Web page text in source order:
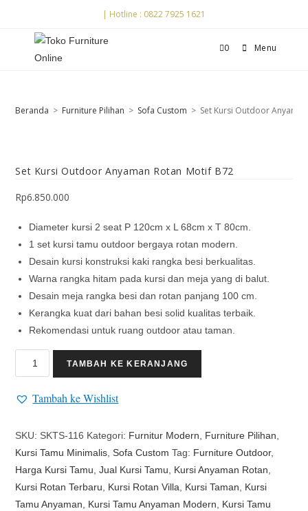
| Hotline : 0822 7925 1621
0 Menu
Beranda > Furniture Pilihan > Sofa Custom > Set Kursi Outdoor
Set Kursi Outdoor Anyaman Rotan Motif B72
Rp6.850.000
Diameter kursi 2 seat P 120cm x L 68cm x T 80cm.
1 set kursi tamu outdoor bergaya rotan modern.
Desain kursi konstruksi kaki rangka besi berkualitas.
Warna rangka hitam pada kursi dan meja yang di balut.
Desain meja rangka besi dan rotan panjang 100 cm.
Kerangka kuat dari bahan besi solid kualitas terbaik.
Rekomendasi untuk ruang outdoor atau taman.
TAMBAH KE KERANJANG
Tambah ke Wishlist
SKU: SKTS-116 Kategori: Furnitur Modern Furniture Pilihan
Kursi Tamu Minimalis ,Sofa Custom Tag: Furniture Outdoor,
Harga Kursi Tamu ,Jual Kursi Tamu Kursi Anyaman Rotan
Kursi Rotan Terbaru
Kursi Rotan Villa Kursi Taman
Kursi
Tamu Anyaman
Kursi Tamu Anyaman Modern
Kursi Tamu